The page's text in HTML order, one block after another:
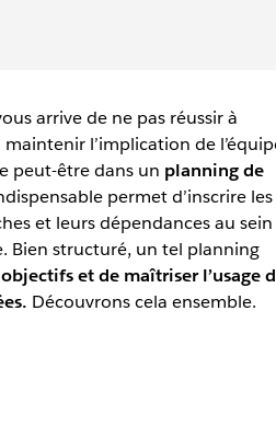
arrive de ne pas réussir à
l’implication de
peut-être dans un planning de
permet d’inscrire les
et leurs dépendances au sein
Bien structuré, un tel planning
et de maîtriser l’usage
Découvrons cela ensemble.